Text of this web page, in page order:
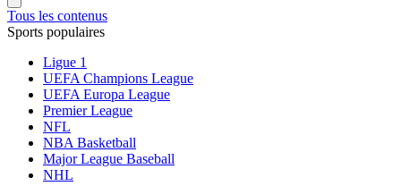
Tous les contenus
Sports populaires
Ligue 1
UEFA Champions League
UEFA Europa League
Premier League
NFL
NBA Basketball
Major League Baseball
NHL